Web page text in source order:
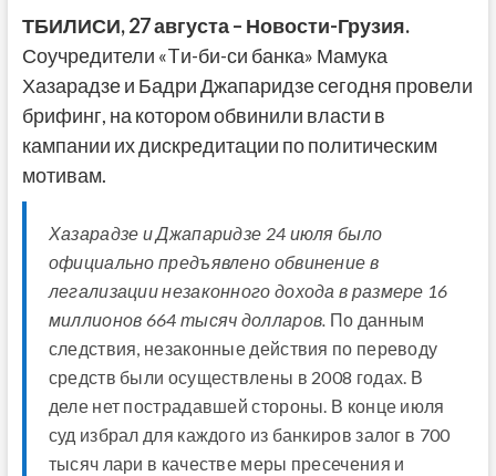
ТБИЛИСИ, 27 августа – Новости-Грузия.
Соучредители «Tи-би-си банка» Мамука
Хазарадзе и Бадри Джапаридзе сегодня провели
брифинг, на котором обвинили власти в
кампании их дискредитации по политическим
мотивам.
Хазарадзе и Джапаридзе 24 июля было
официально предъявлено обвинение в
легализации незаконного дохода в размере 16
миллионов 664 тысяч долларов. По данным
следствия, незаконные действия по переводу
средств были осуществлены в 2008 годах. В
деле нет пострадавшей стороны. В конце июля
суд избрал для каждого из банкиров залог в 700
тысяч лари в качестве меры пресечения и